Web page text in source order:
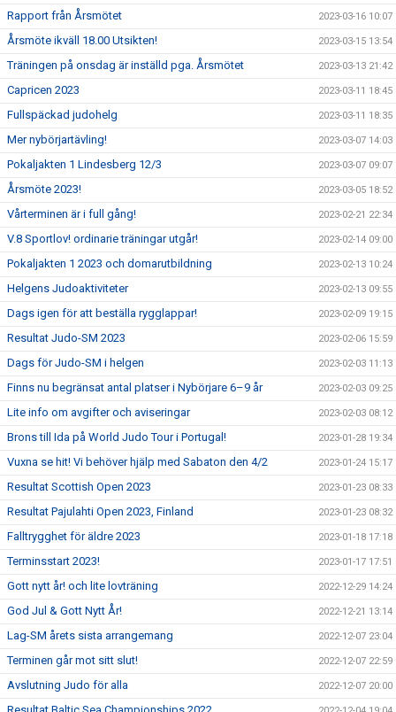
Rapport från Årsmötet 2023-03-16 10:07
Årsmöte ikväll 18.00 Utsikten! 2023-03-15 13:54
Träningen på onsdag är inställd pga. Årsmötet 2023-03-13 21:42
Capricen 2023 2023-03-11 18:45
Fullspäckad judohelg 2023-03-11 18:35
Mer nybörjartävling! 2023-03-07 14:03
Pokaljakten 1 Lindesberg 12/3 2023-03-07 09:07
Årsmöte 2023! 2023-03-05 18:52
Vårterminen är i full gång! 2023-02-21 22:34
V.8 Sportlov! ordinarie träningar utgår! 2023-02-14 09:00
Pokaljakten 1 2023 och domarutbildning 2023-02-13 10:24
Helgens Judoaktiviteter 2023-02-13 09:55
Dags igen för att beställa rygglappar! 2023-02-09 19:15
Resultat Judo-SM 2023 2023-02-06 15:59
Dags för Judo-SM i helgen 2023-02-03 11:13
Finns nu begränsat antal platser i Nybörjare 6–9 år 2023-02-03 09:25
Lite info om avgifter och aviseringar 2023-02-03 08:12
Brons till Ida på World Judo Tour i Portugal! 2023-01-28 19:34
Vuxna se hit! Vi behöver hjälp med Sabaton den 4/2 2023-01-24 15:17
Resultat Scottish Open 2023 2023-01-23 08:33
Resultat Pajulahti Open 2023, Finland 2023-01-23 08:32
Falltrygghet för äldre 2023 2023-01-18 17:18
Terminsstart 2023! 2023-01-17 17:51
Gott nytt år! och lite lovträning 2022-12-29 14:24
God Jul & Gott Nytt År! 2022-12-21 13:14
Lag-SM årets sista arrangemang 2022-12-07 23:04
Terminen går mot sitt slut! 2022-12-07 22:59
Avslutning Judo för alla 2022-12-07 20:00